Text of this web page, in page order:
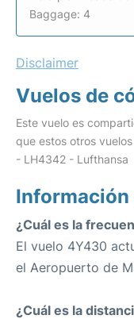
Baggage: 4
Disclaimer
Vuelos de
Este vuelo es
que estos otros
- LH4342 - Lufthansa
¿Cuál es la
El vuelo 4Y430
el Aeropuerto de
¿Cuál es la